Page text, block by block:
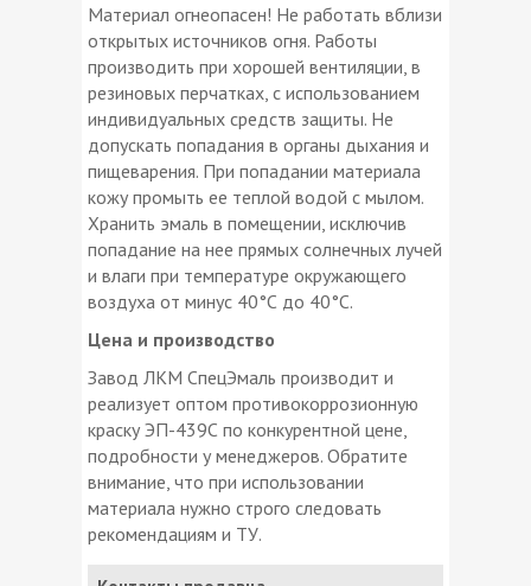
Материал огнеопасен! Не работать вблизи
открытых источников огня. Работы
производить при хорошей вентиляции, в
резиновых перчатках, с использованием
индивидуальных средств защиты. Не
допускать попадания в органы дыхания и
пищеварения. При попадании материала
кожу промыть ее теплой водой с мылом.
Хранить эмаль в помещении, исключив
попадание на нее прямых солнечных лучей
и влаги при температуре окружающего
воздуха от минус 40°С до 40°С.
Цена и производство
Завод ЛКМ СпецЭмаль производит и
реализует оптом противокоррозионную
краску ЭП-439С по конкурентной цене,
подробности у менеджеров. Обратите
внимание, что при использовании
материала нужно строго следовать
рекомендациям и ТУ.